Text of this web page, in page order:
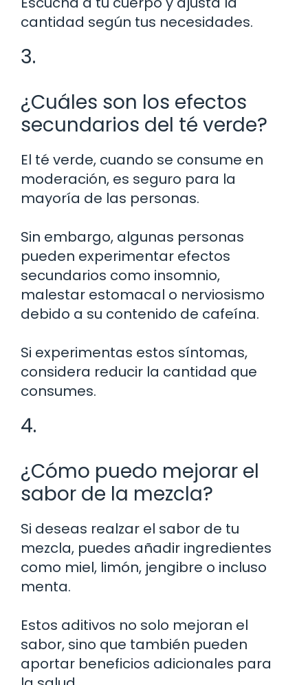
cantidad según tus necesidades.
3.
¿Cuáles son los efectos
secundarios del té verde?
El té verde, cuando se consume en
moderación, es seguro para la
mayoría de las personas.
Sin embargo, algunas personas
pueden experimentar efectos
secundarios como insomnio,
malestar estomacal o nerviosismo
debido a su contenido de cafeína.
Si experimentas estos síntomas,
considera reducir la cantidad que
consumes.
4.
¿Cómo puedo mejorar el
sabor de la mezcla?
Si deseas realzar el sabor de tu
mezcla, puedes añadir ingredientes
como miel, limón, jengibre o incluso
menta.
Estos aditivos no solo mejoran el
sabor, sino que también pueden
aportar beneficios adicionales para